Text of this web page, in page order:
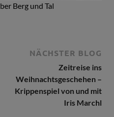
Berg und Tal
NÄCHSTER BLOG
Zeitreise ins
Weihnachtsgeschehen –
Krippenspiel von und mit
Iris Marchl